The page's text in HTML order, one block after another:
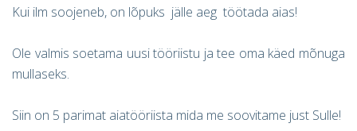
Kui ilm soojeneb, on lõpuks jälle aeg töötada aias!
Ole valmis soetama uusi tööriistu ja tee oma käed mõnuga
mullaseks.
Siin on 5 parimat aiatööriista mida me soovitame just Sulle!